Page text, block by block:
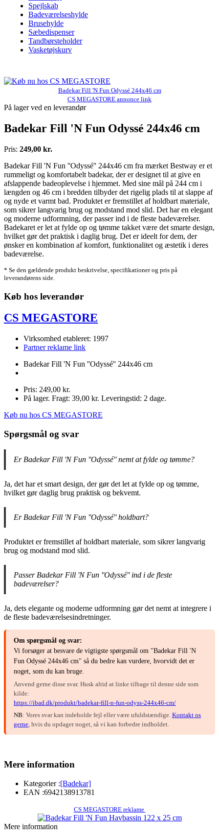
Spejlskab
Badeværelseshylde
Brusehylde
Sæbedispenser
Tandbørsteholder
Vasketøjskurv
Badekar Fill 'N Fun Odyssé 244x46 cm
CS MEGASTORE annonce link
På lager ved en leverandør
Badekar Fill 'N Fun Odyssé 244x46 cm
Pris: 249,00 kr.
Badekar Fill 'N Fun ''Odyssé'' 244x46 cm fra mærket Bestway er et
rummeligt og komfortabelt badekar, der er designet til at give en
afslappende badeoplevelse i hjemmet. Med sine mål på 244 cm i
længden og 46 cm i bredden tilbyder det rigelig plads til at slappe af
og nyde et varmt bad. Produktet er fremstillet af holdbart materiale,
som sikrer langvarig brug og modstand mod slid. Det har en elegant
og moderne udformning, der passer ind i de fleste badeværelser.
Badekaret er let at fylde op og tømme takket være det smarte design,
hvilket gør det praktisk i daglig brug. Det er ideelt for dem, der
ønsker en kombination af komfort, funktionalitet og æstetik i deres
badeværelse.
* Se den gældende produkt beskrivelse, specifikationer og pris på
leverandørens side.
Køb hos leverandør
CS MEGASTORE
Virksomhed etableret: 1997
Partner reklame link
Badekar Fill 'N Fun ''Odyssé'' 244x46 cm
Pris: 249,00 kr.
På lager. Fragt: 39,00 kr. Leveringstid: 2 dage.
Køb nu hos CS MEGASTORE
Spørgsmål og svar
Er Badekar Fill 'N Fun ''Odyssé'' nemt at fylde og tømme?
Ja, det har et smart design, der gør det let at fylde op og tømme,
hvilket gør daglig brug praktisk og bekvemt.
Er Badekar Fill 'N Fun ''Odyssé'' holdbart?
Produktet er fremstillet af holdbart materiale, som sikrer langvarig
brug og modstand mod slid.
Passer Badekar Fill 'N Fun ''Odyssé'' ind i de fleste
badeværelser?
Ja, dets elegante og moderne udformning gør det nemt at integrere i
de fleste badeværelsesindretninger.
Om spørgsmål og svar:
Vi forsøger at besvare de vigtigste spørgsmål om "Badekar Fill 'N
Fun Odyssé 244x46 cm" så du bedre kan vurdere, hvorvidt det er
noget, som du kan bruge.
Anvend gerne disse svar. Husk altid at linke tilbage til denne side som
kilde:
https://ibad.dk/produkt/badekar-fill-n-fun-odyss-244x46-cm/
NB: Vores svar kan indeholde fejl eller være ufuldstændige. Kontakt os
gerne, hvis du opdager noget, så vi kan forbedre indholdet.
Mere information
Kategorier :[Badekar]
EAN :6942138913781
CS MEGASTORE reklame
Mere information